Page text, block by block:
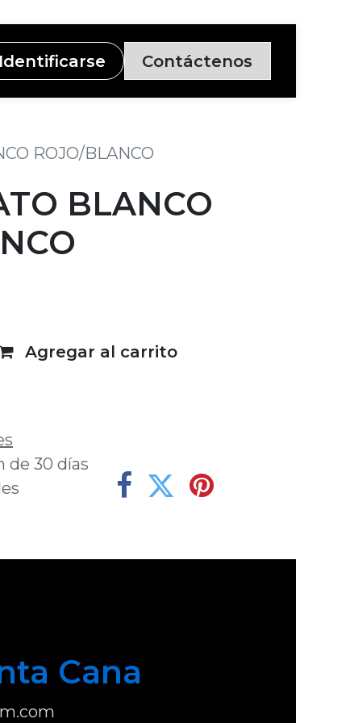
Identificarse Contáctenos
ROJO/BLANCO
BLANCO
Agregar al carrito
de 30 días
Cana